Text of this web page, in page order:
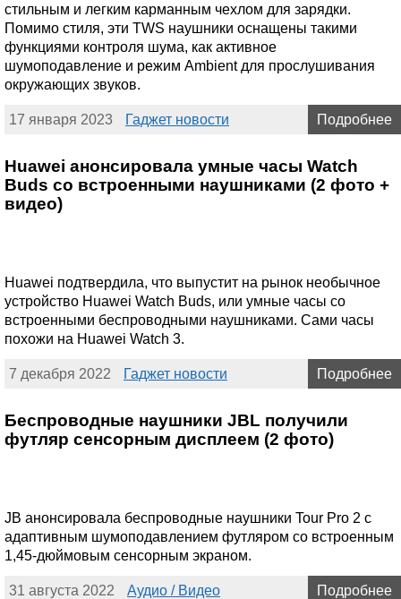
стильным и легким карманным чехлом для зарядки.
Помимо стиля, эти TWS наушники оснащены такими
функциями контроля шума, как активное
шумоподавление и режим Ambient для прослушивания
окружающих звуков.
17 января 2023 Гаджет новости Подробнее
Huawei анонсировала умные часы Watch
Buds со встроенными наушниками (2 фото +
видео)
Huawei подтвердила, что выпустит на рынок необычное
устройство Huawei Watch Buds, или умные часы со
встроенными беспроводными наушниками. Сами часы
похожи на Huawei Watch 3.
7 декабря 2022 Гаджет новости Подробнее
Беспроводные наушники JBL получили
футляр сенсорным дисплеем (2 фото)
JB анонсировала беспроводные наушники Tour Pro 2 с
адаптивным шумоподавлением футляром со встроенным
1,45-дюймовым сенсорным экраном.
31 августа 2022 Аудио / Видео Подробнее